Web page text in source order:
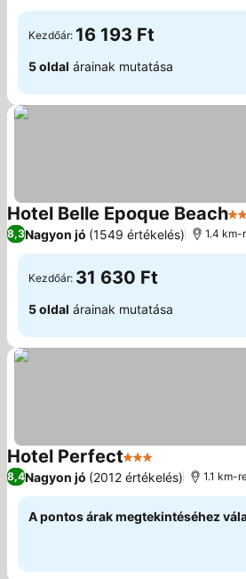
Kezdőár: 16 193 Ft
5 oldal árainak mutatása
Hotel Belle Epoque Beach3
8,3Nagyon jó (1549 értékelés) 1.4 km-
Kezdőár: 31 630 Ft
5 oldal árainak mutatása
Hotel Perfect3 Kategória
8,4Nagyon jó (2012 értékelés) 1.1 km-
A pontos árak megtekintéséhez